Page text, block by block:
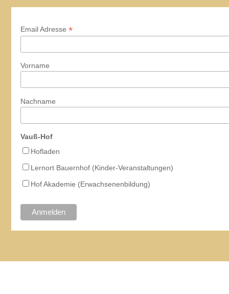
Email Adresse*
Vorname
Nachname
Vauß-Hof
Hofladen
Lernort Bauernhof (Kinder-Veranstaltungen)
Hof Akademie (Erwachsenenbildung)